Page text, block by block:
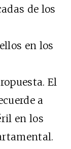
de los
en los
El
a
en los